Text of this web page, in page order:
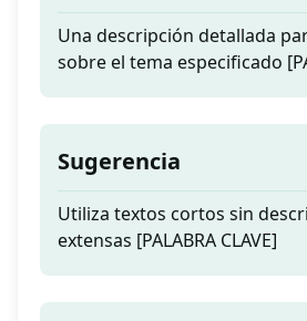
Una descripción detallada
sobre el tema especificado
Sugerencia
Utiliza textos cortos sin
extensas [PALABRA CLAVE]